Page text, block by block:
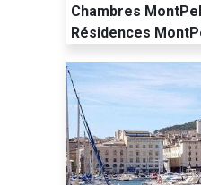
Chambres
Résidences